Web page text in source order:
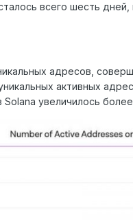
всего шесть
адресов,
активных
увеличилось